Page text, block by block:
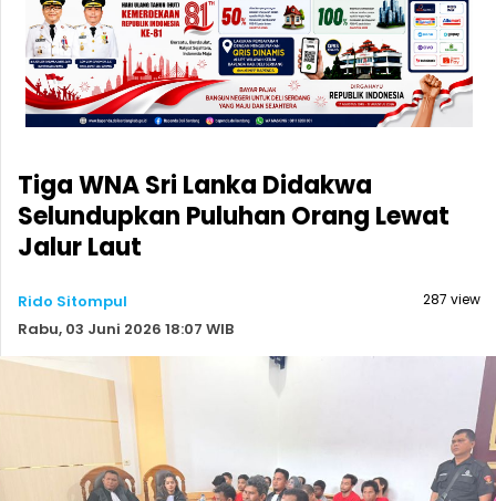
Tiga WNA Sri Lanka Didakwa
Selundupkan Puluhan Orang Lewat
Jalur Laut
Rido Sitompul
Rabu, 03 Juni 2026 18:07 WIB
287 view